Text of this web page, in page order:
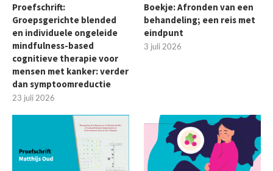
Proefschrift:
Groepsgerichte blended
en individuele ongeleide
mindfulness-based
cognitieve therapie voor
mensen met kanker: verder
dan symptoomreductie
23 juli 2026
Boekje: Afronden van een
behandeling; een reis met
eindpunt
3 juli 2026